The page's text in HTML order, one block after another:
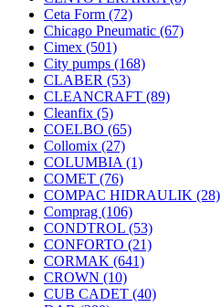
Ceta Form (72)
Chicago Pneumatic (67)
Cimex (501)
City pumps (168)
CLABER (53)
CLEANCRAFT (89)
Cleanfix (5)
COELBO (65)
Collomix (27)
COLUMBIA (1)
COMET (76)
COMPAC HIDRAULIK (28)
Comprag (106)
CONDTROL (53)
CONFORTO (21)
CORMAK (641)
CROWN (10)
CUB CADET (40)